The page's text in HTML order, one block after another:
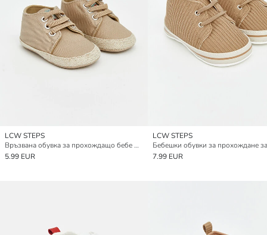
LCW STEPS
Връзвана обувка за прохождащо бебе момче
5.99 EUR
LCW STEPS
7.99 EUR